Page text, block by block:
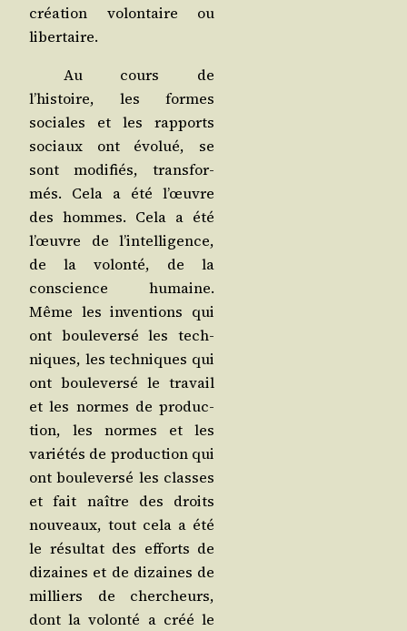
créa­tion volon­taire ou
libertaire.
Au cours de
l’histoire, les formes
sociales et les rap­ports
sociaux ont évo­lué, se
sont modi­fiés, trans­for­
més. Cela a été l’œuvre
des hommes. Cela a été
l’œuvre de l’intelligence,
de la volon­té, de la
conscience humaine.
Même les inven­tions qui
ont bou­le­ver­sé les tech­
niques, les tech­niques qui
ont bou­le­ver­sé le tra­vail
et les normes de pro­duc­
tion, les normes et les
varié­tés de pro­duc­tion qui
ont bou­le­ver­sé les classes
et fait naître des droits
nou­veaux, tout cela a été
le résul­tat des efforts de
dizaines et de dizaines de
mil­liers de cher­cheurs,
dont la volon­té a créé le